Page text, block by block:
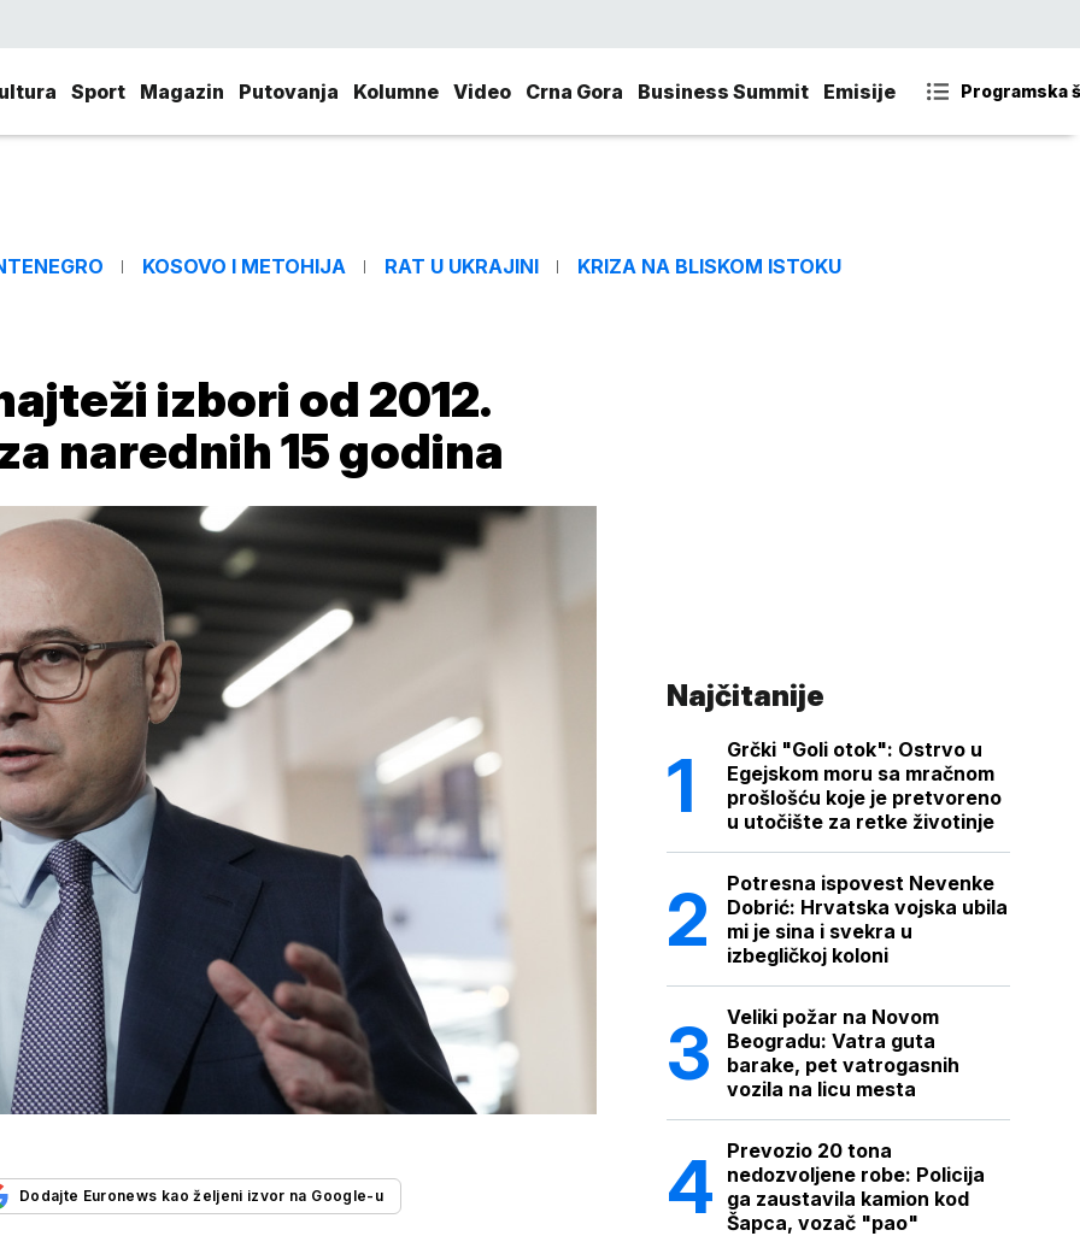
Sport Magazin Putovanja Kolumne Video Crna Gora Business Summit Emisije Programska
KOSOVO I METOHIJA RAT U UKRAJINI KRIZA NA BLISKOM ISTOKU
izbori od 2012.
narednih 15 godina
Dodajte Euronews kao željeni izvor na Google-u
Najčitanije
Grčki "Goli otok": Ostrvo u
Egejskom moru sa mračnom
prošlošću koje je pretvoreno
u utočište za retke životinje
Potresna ispovest Nevenke
Dobrić: Hrvatska vojska ubila
mi je sina i svekra u
izbegličkoj koloni
Veliki požar na Novom
Beogradu: Vatra guta
barake, pet vatrogasnih
vozila na licu mesta
Prevozio 20 tona
nedozvoljene robe: Policija
ga zaustavila kamion kod
Šapca, vozač "pao"